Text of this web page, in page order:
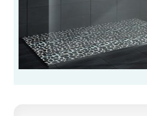
LES CHARNIÈRES DE PORTE EN
BOUTONS ET POIGNÉES